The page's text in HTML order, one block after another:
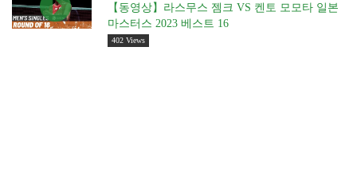
【동영상】라스무스 젬크 VS 켄토 모모타 일본
마스터스 2023 베스트 16
402 Views